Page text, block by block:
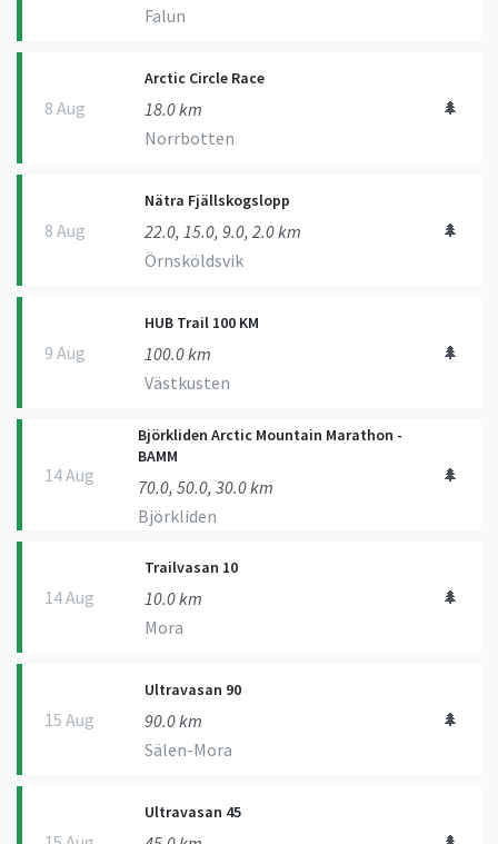
Falun
8 Aug
Arctic Circle Race
18.0 km
Norrbotten
🌲
8 Aug
Nätra Fjällskogslopp
22.0, 15.0, 9.0, 2.0 km
Örnsköldsvik
🌲
9 Aug
HUB Trail 100 KM
100.0 km
Västkusten
🌲
14 Aug
Björkliden Arctic Mountain Marathon -
BAMM
70.0, 50.0, 30.0 km
Björkliden
🌲
14 Aug
Trailvasan 10
10.0 km
Mora
🌲
15 Aug
Ultravasan 90
90.0 km
Sälen-Mora
🌲
Ultravasan 45